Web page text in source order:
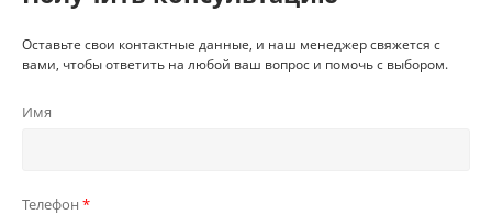
Оставьте свои контактные данные, и наш менеджер свяжется с
вами, чтобы ответить на любой ваш вопрос и помочь с выбором.
Имя
Телефон